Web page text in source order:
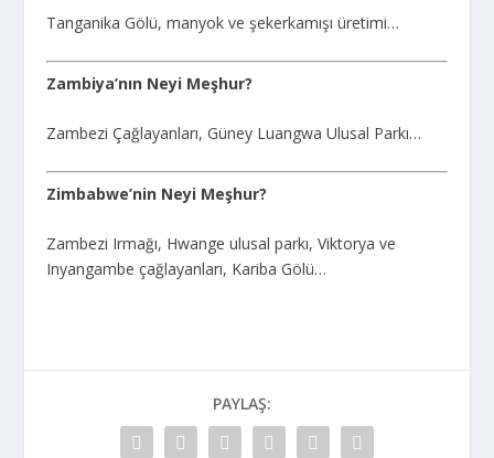
Tanganika Gölü, manyok ve şekerkamışı üretimi…
Zambiya’nın Neyi Meşhur?
Zambezi Çağlayanları, Güney Luangwa Ulusal Parkı…
Zimbabwe’nin Neyi Meşhur?
Zambezi Irmağı, Hwange ulusal parkı, Viktorya ve
Inyangambe çağlayanları, Kariba Gölü…
PAYLAŞ: